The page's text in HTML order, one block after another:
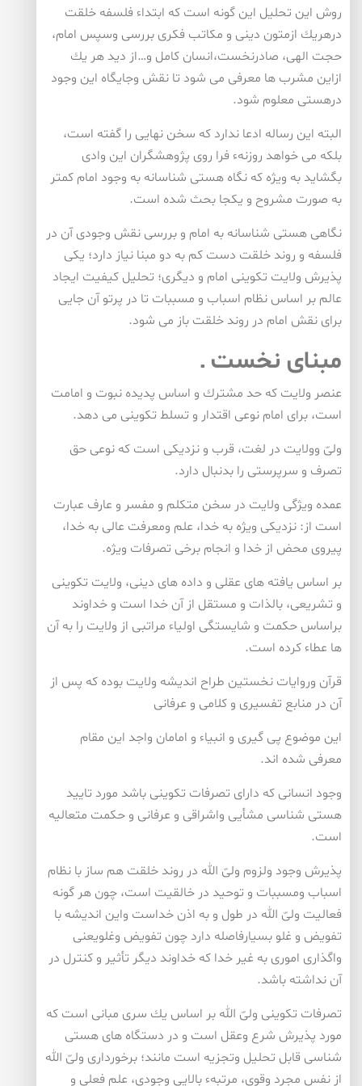
روش این تحلیل این گونه است كه ابتداء فلسفه خلقت
درهریك ازمتون دینی و مكاتب فكری بررسی وسپس امام،
حجت الهی، صادرنخست،انسان كامل و…از دید هر یك
ازاین مشرب ها معرفی می شود تا نقش وجایگاه این وجود
درهستی معلوم شود.
البته این رساله ادعا ندارد كه سخن نهایی را گفته است،
بلكه می خواهد روزنهء فرا روی پژوهشگران این وادی
بگشاید به ویژه كه نگاه هستی شناسانه به وجود امام كمتر
به صورت مشروح و یكجا بحث شده است.
نگاهی هستی شناسانه به امام و بررسی نقش وجودی آن در
فلسفه و روند خلقت دست كم به دو مبنا نیاز دارد؛ یكی
پذیرش ولایت تكوینی امام و دیگری؛ تحلیل كیفیت ایجاد
عالم بر اساس نظام اسباب و مسببات تا در پرتو آن جایی
برای نقش امام در روند خلقت باز می شود.
مبنای نخست ـ
عنصر ولایت كه حد مشترك و اساس پدیده نبوت و امامت
است، برای امام نوعی اقتدار و تسلط تكوینی می دهد.
ولیّ وولایت در لغت، قرب و نزدیكی است كه نوعی حق
تصرف و سرپرستی را بدنبال دارد.
عمده ویژگی ولایت در سخن متكلم و مفسر و عارف عبارت
است از: نزدیكی ویژه به خدا، علم ومعرفت عالی به خدا،
پیروی محض از خدا و انجام برخی تصرفات ویژه.
بر اساس یافته های عقلی و داده های دینی، ولایت تكوینی
و تشریعی، بالذات و مستقل از آن خدا است و خداوند
براساس حكمت و شایستگی اولیاء مراتبی از ولایت را به آن
ها عطاء كرده است.
قرآن وروایات نخستین طراح اندیشه ولایت بوده كه پس از
آن در منابع تفسیری و كلامی و عرفانی
این موضوع پی گیری و انبیاء و امامان واجد این مقام
معرفی شده اند.
وجود انسانی كه دارای تصرفات تكوینی باشد مورد تایید
هستی شناسی مشأیی واشراقی و عرفانی و حكمت متعالیه
است.
پذیرش وجود ولزوم ولیّ الله در روند خلقت هم ساز با نظام
اسباب ومسببات و توحید در خالقیت است، چون هر گونه
فعالیت ولیّ الله در طول و به اذن خداست واین اندیشه با
تفویض و غلو بسیارفاصله دارد چون تفویض وغلویعنی
واگذاری اموری به غیر خدا كه خداوند دیگر تأثیر و كنترل در
آن نداشته باشد.
تصرفات تكوینی ولیّ الله بر اساس یك سری مبانی است كه
مورد پذیرش شرع وعقل است و در دستگاه های هستی
شناسی قابل تحلیل وتجزیه است مانند؛ برخورداری ولیّ الله
از نفس مجرد وقوی، مرتبهء بالایی وجودی، علم فعلی و